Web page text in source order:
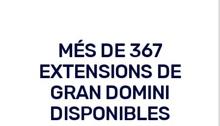
MÉS DE 367
EXTENSIONS DE
GRAN DOMINI
DISPONIBLES